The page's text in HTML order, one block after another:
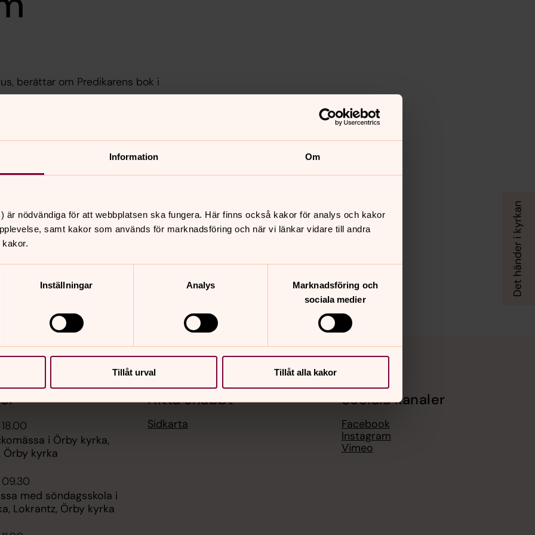
Information Om
är nödvändiga för att webbplatsen ska fungera. Här finns också kakor för analys och kakor
samt kakor som används för marknadsföring och när vi länkar vidare till andra
Inställningar Analys
Marknadsföring och
sociala medier
Tillåt urval Tillåt alla kakor
berättar om Predikarens bok i
i Örby kyrka,
Örby kyrka
med söndagsskola i
Lokrantz, Örby kyrka
Hitta snabbt
Sidkarta
Sociala kanaler
Facebook
Instagram
Vimeo